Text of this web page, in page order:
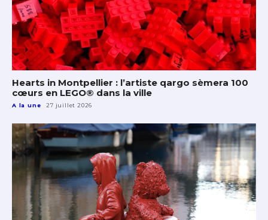
Hearts in Montpellier : l’artiste qargo sèmera 100
cœurs en LEGO® dans la ville
A la une 27 juillet 2026